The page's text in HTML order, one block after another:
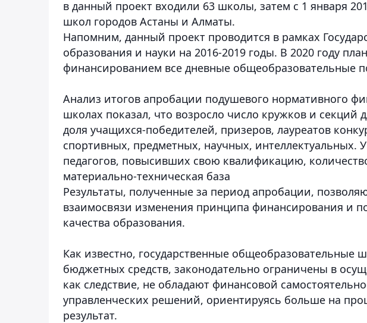
в данный проект входили 63 школы, затем с 1 января
школ городов Астаны и Алматы.
Напомним, данный проект проводится в рамках
образования и науки на 2016-2019 годы. В 2020 году
финансированием все дневные общеобразовательные
Анализ итогов апробации подушевого нормативного
школах показал, что возросло число кружков и секций
доля учащихся-победителей, призеров, лауреатов
спортивных, предметных, научных, интеллектуальных.
педагогов, повысивших свою квалификацию,
материально-техническая база
Результаты, полученные за период апробации,
взаимосвязи изменения принципа финансирования и
качества образования.
Как известно, государственные общеобразовательные
бюджетных средств, законодательно ограничены в
как следствие, не обладают финансовой
управленческих решений, ориентируясь больше на
результат.